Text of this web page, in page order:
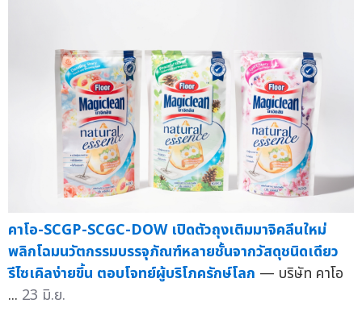
คาโอ-SCGP-SCGC-DOW เปิดตัวถุงเติมมาจิคลีนใหม่
พลิกโฉมนวัตกรรมบรรจุภัณฑ์หลายชั้นจากวัสดุชนิดเดียว
รีไซเคิลง่ายขึ้น ตอบโจทย์ผู้บริโภครักษ์โลก — บริษัท คาโอ
... 23 มิ.ย.